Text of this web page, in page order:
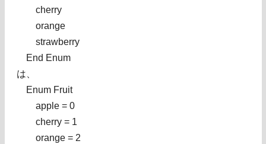
cherry
orange
strawberry
End Enum
は、
Enum Fruit
apple = 0
cherry = 1
orange = 2